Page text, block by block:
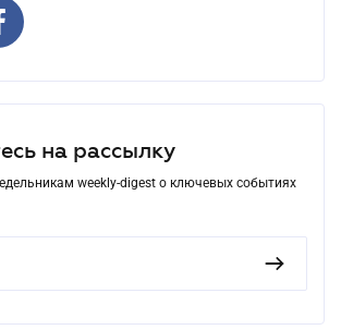
на рассылку
weekly-digest о ключевых событиях